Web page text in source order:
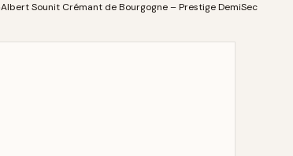
Albert Sounit Crémant de Bourgogne – Prestige DemiSec